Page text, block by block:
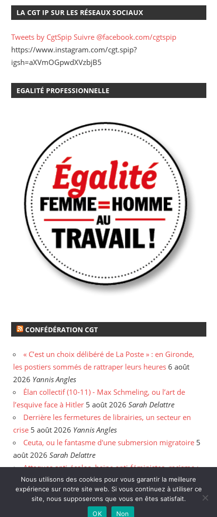
LA CGT IP SUR LES RÉSEAUX SOCIAUX
Tweets by CgtSpip Suivre @facebook.com/cgtspip
https://www.instagram.com/cgt.spip?
igsh=aXVmOGpwdXVzbjB5
EGALITÉ PROFESSIONNELLE
CONFÉDÉRATION CGT
« C’est un choix délibéré de La Poste » : en Gironde,
les postiers sommés de rattraper leurs heures 6 août
2026 Yannis Angles
Élan collectif (10-11) - Max Schmeling, ou l’art de
l’esquive face à Hitler 5 août 2026 Sarah Delattre
Derrière les fermetures de librairies, un secteur en
crise 5 août 2026 Yannis Angles
Ceuta, ou le fantasme d'une submersion migratoire 5
août 2026 Sarah Delattre
Attaques anti-écolos, haine anti-féministes, racisme :
face aux incendies, les délires de l'extrême droite 31
juillet 2026 Enzo Hanart
Nous utilisons des cookies pour vous garantir la meilleure
expérience sur notre site web. Si vous continuez à utiliser ce
site, nous supposerons que vous en êtes satisfait.
OK
Non